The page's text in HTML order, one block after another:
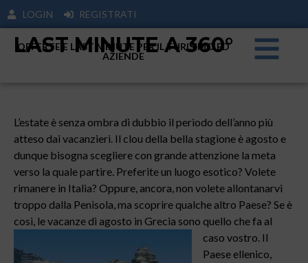
LOGIN REGISTRATI
LAST MINUTE A 360°
OFFERTE E LAST MINUTE PER IL TURISIMO ED
AZIENDE
L’estate è senza ombra di dubbio il periodo dell’anno più
atteso dai vacanzieri. Il clou della bella stagione è agosto e
dunque bisogna scegliere con grande attenzione la meta
verso la quale partire. Preferite un luogo esotico? Volete
rimanere in Italia? Oppure, ancora, non volete allontanarvi
troppo dalla Penisola, ma scoprire qualche altro Paese? Se è
così, le vacanze di agosto in Grecia sono quello che fa al
caso vostro. Il
Paese ellenico,